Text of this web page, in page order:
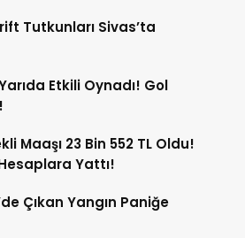
Tutkunları Sivas’ta
Etkili Oynadı! Gol
Maaşı 23 Bin 552 TL Oldu!
Yattı!
Çıkan Yangın Paniğe